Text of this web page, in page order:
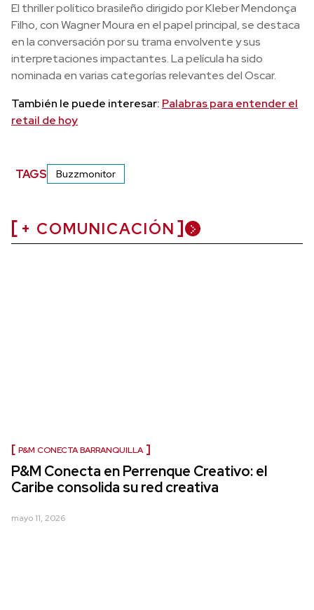
El thriller político brasileño dirigido por Kleber Mendonça
Filho, con Wagner Moura en el papel principal, se destaca
en la conversación por su trama envolvente y sus
interpretaciones impactantes. La película ha sido
nominada en varias categorías relevantes del Oscar.
También le puede interesar: Palabras para entender el
retail de hoy
TAGS Buzzmonitor
+ COMUNICACIÓN
P&M CONECTA BARRANQUILLA
P&M Conecta en Perrenque Creativo: el
Caribe consolida su red creativa
mayo 11, 2026